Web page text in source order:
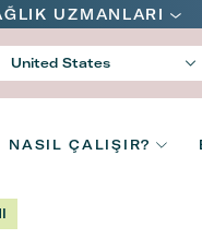
UZMANLARI
United States
NASIL ÇALIŞIR?